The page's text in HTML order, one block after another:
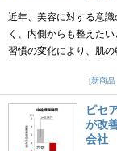
近年、美容に対する意
く、内側からも整えた
習慣の変化により、肌
新商品
ピセ
が改
会社